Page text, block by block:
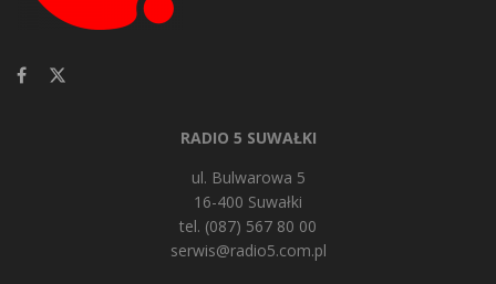
RADIO 5 SUWAŁKI
ul. Bulwarowa 5
16-400 Suwałki
tel. (087) 567 80 00
serwis@radio5.com.pl